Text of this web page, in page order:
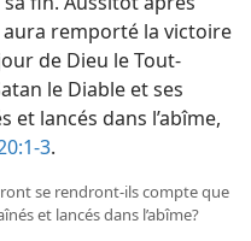
aura remporté la victoire
de Dieu le Tout-
le Diable et ses
lancés dans l’abîme,
3.
se rendront-​ils compte que
et lancés dans l’abîme?